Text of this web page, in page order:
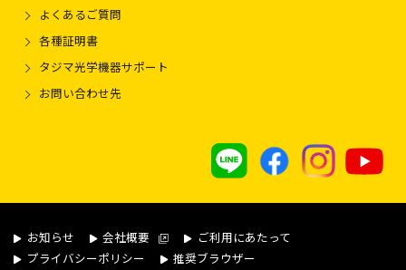
よくあるご質問
各種証明書
タジマ光学機器サポート
お問い合わせ先
お知らせ 会社概要
ご利用にあたって
プライバシーポリシー
推奨ブラウザー